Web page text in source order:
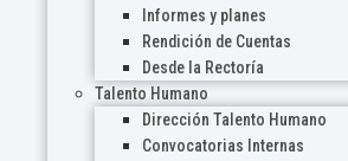
Informes y planes
Rendición de Cuentas
Desde la Rectoría
Talento Humano
Dirección Talento Humano
Convocatorias Internas